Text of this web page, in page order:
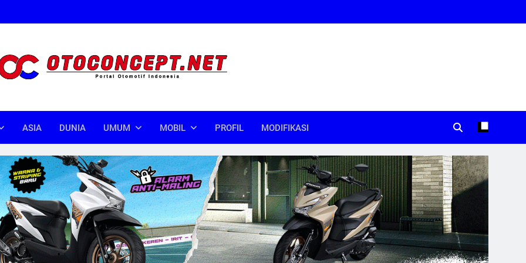
ASIA DUNIA UMUM MOBIL PROFIL MODIFIKASI